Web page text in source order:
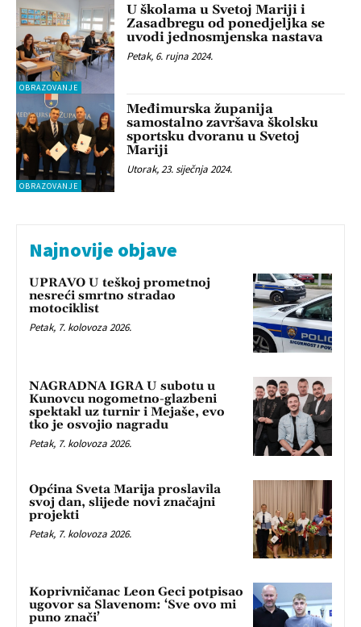
OBRAZOVANJE
U školama u Svetoj Mariji i
Zasadbregu od ponedjeljka se
uvodi jednosmjenska nastava
Petak, 6. rujna 2024.
OBRAZOVANJE
Međimurska županija
samostalno završava školsku
sportsku dvoranu u Svetoj
Mariji
Utorak, 23. siječnja 2024.
Najnovije objave
UPRAVO U teškoj prometnoj
nesreći smrtno stradao
motociklist
Petak, 7. kolovoza 2026.
NAGRADNA IGRA U subotu u
Kunovcu nogometno-glazbeni
spektakl uz turnir i Mejaše, evo
tko je osvojio nagradu
Petak, 7. kolovoza 2026.
Općina Sveta Marija proslavila
svoj dan, slijede novi značajni
projekti
Petak, 7. kolovoza 2026.
Koprivničanac Leon Geci potpisao
ugovor sa Slavenom: ‘Sve ovo mi
puno znači’